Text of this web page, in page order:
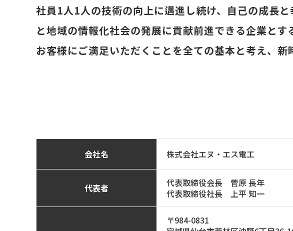
社員1人1人の技術の向上に邁進し続け、自己の成長
と地域の情報化社会の発展に貢献前進できる企業とす
お客様にご満足いただくことを全ての基本と考え、
会社名 株式会社エヌ・エス電工
代表者
代表取締役会長 菅原 長年
代表取締役社長 上平 知一
〒984-0831